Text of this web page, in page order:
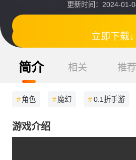
更新时间：2024-01-
立即下载↓
简介 相关 推荐
#角色 #魔幻 #0.1折手游
游戏介绍